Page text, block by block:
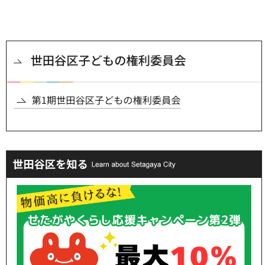
世田谷区子どもの権利委員会
第1期世田谷区子どもの権利委員会
世田谷区を知る